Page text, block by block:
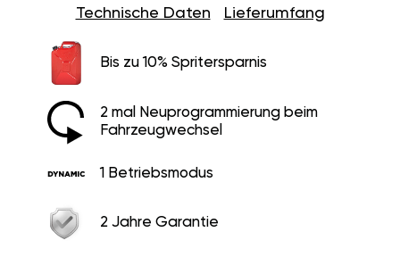
Technische Daten Lieferumfang
Bis zu 10% Spritersparnis
2 mal Neuprogrammierung beim
Fahrzeugwechsel
1 Betriebsmodus
2 Jahre Garantie